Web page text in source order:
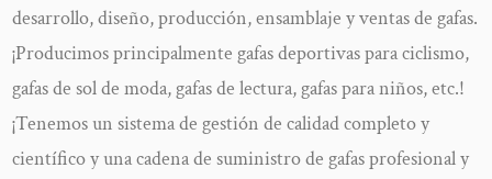
desarrollo, diseño, producción, ensamblaje y ventas de gafas.
¡Producimos principalmente gafas deportivas para ciclismo,
gafas de sol de moda, gafas de lectura, gafas para niños, etc.!
¡Tenemos un sistema de gestión de calidad completo y
científico y una cadena de suministro de gafas profesional y